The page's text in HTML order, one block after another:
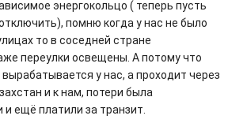
энергокольцо ( теперь пусть
помню когда у нас не было
то в соседней стране
переулки освещены. А потому что
у нас, а проходит через
и к нам, потери была
ещё платили за транзит.